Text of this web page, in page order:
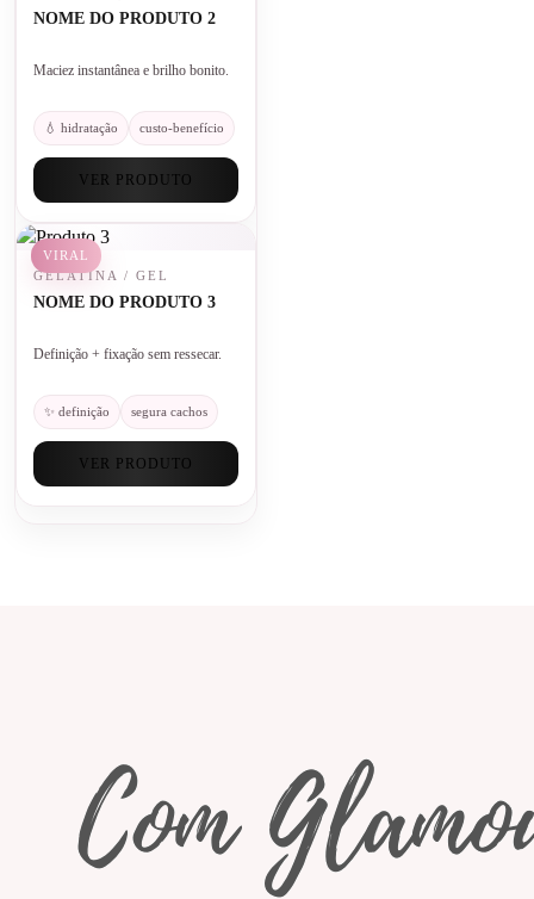
NOME DO PRODUTO 2
Maciez instantânea e brilho bonito.
💧 hidratação custo-benefício
VER PRODUTO
VIRAL
GELATINA / GEL
NOME DO PRODUTO 3
Definição + fixação sem ressecar.
✨ definição segura cachos
VER PRODUTO